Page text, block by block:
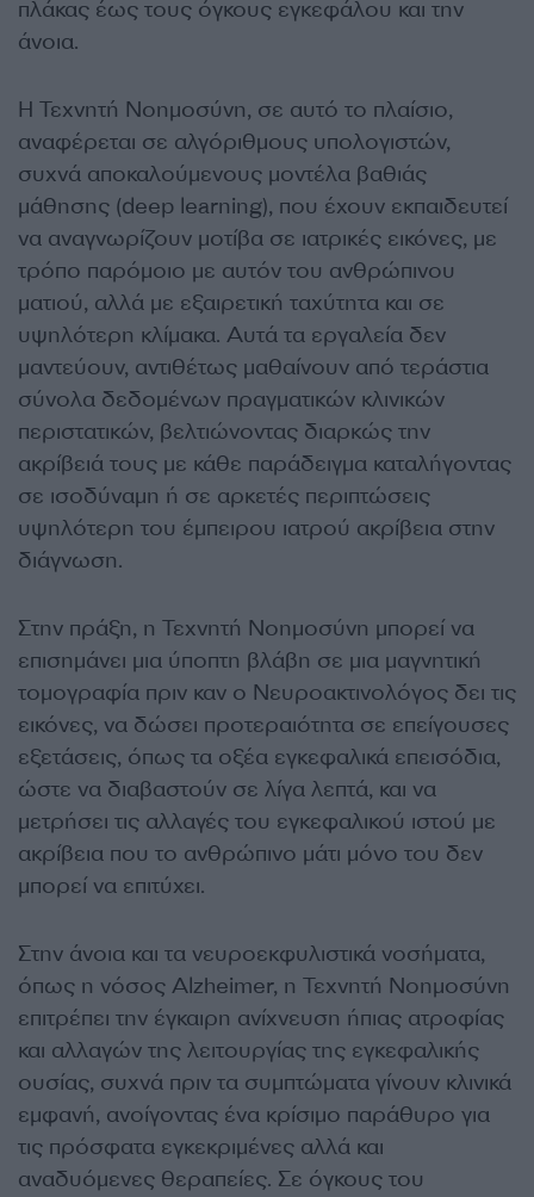
πλάκας έως τους όγκους εγκεφάλου και την
άνοια.
Η Τεχνητή Νοημοσύνη, σε αυτό το πλαίσιο,
αναφέρεται σε αλγόριθμους υπολογιστών,
συχνά αποκαλούμενους μοντέλα βαθιάς
μάθησης (deep learning), που έχουν εκπαιδευτεί
να αναγνωρίζουν μοτίβα σε ιατρικές εικόνες, με
τρόπο παρόμοιο με αυτόν του ανθρώπινου
ματιού, αλλά με εξαιρετική ταχύτητα και σε
υψηλότερη κλίμακα. Αυτά τα εργαλεία δεν
μαντεύουν, αντιθέτως μαθαίνουν από τεράστια
σύνολα δεδομένων πραγματικών κλινικών
περιστατικών, βελτιώνοντας διαρκώς την
ακρίβειά τους με κάθε παράδειγμα καταλήγοντας
σε ισοδύναμη ή σε αρκετές περιπτώσεις
υψηλότερη του έμπειρου ιατρού ακρίβεια στην
διάγνωση.
Στην πράξη, η Τεχνητή Νοημοσύνη μπορεί να
επισημάνει μια ύποπτη βλάβη σε μια μαγνητική
τομογραφία πριν καν ο Νευροακτινολόγος δει τις
εικόνες, να δώσει προτεραιότητα σε επείγουσες
εξετάσεις, όπως τα οξέα εγκεφαλικά επεισόδια,
ώστε να διαβαστούν σε λίγα λεπτά, και να
μετρήσει τις αλλαγές του εγκεφαλικού ιστού με
ακρίβεια που το ανθρώπινο μάτι μόνο του δεν
μπορεί να επιτύχει.
Στην άνοια και τα νευροεκφυλιστικά νοσήματα,
όπως η νόσος Alzheimer, η Τεχνητή Νοημοσύνη
επιτρέπει την έγκαιρη ανίχνευση ήπιας ατροφίας
και αλλαγών της λειτουργίας της εγκεφαλικής
ουσίας, συχνά πριν τα συμπτώματα γίνουν κλινικά
εμφανή, ανοίγοντας ένα κρίσιμο παράθυρο για
τις πρόσφατα εγκεκριμένες αλλά και
αναδυόμενες θεραπείες. Σε όγκους του